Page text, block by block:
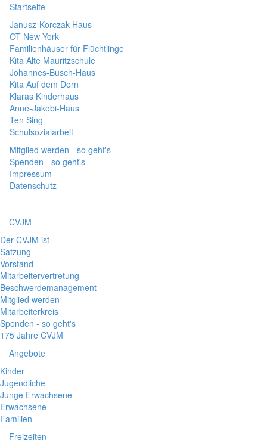
Startseite
Janusz-Korczak-Haus
OT New York
Familienhäuser für Flüchtlinge
Kita Alte Mauritzschule
Johannes-Busch-Haus
Kita Auf dem Dorn
Klaras Kinderhaus
Anne-Jakobi-Haus
Ten Sing
Schulsozialarbeit
Mitglied werden - so geht's
Spenden - so geht's
Impressum
Datenschutz
CVJM
Der CVJM ist
Satzung
Vorstand
Mitarbeitervertretung
Beschwerdemanagement
Mitglied werden
Mitarbeiterkreis
Spenden - so geht's
175 Jahre CVJM
Angebote
Kinder
Jugendliche
Junge Erwachsene
Erwachsene
Familien
Freizeiten